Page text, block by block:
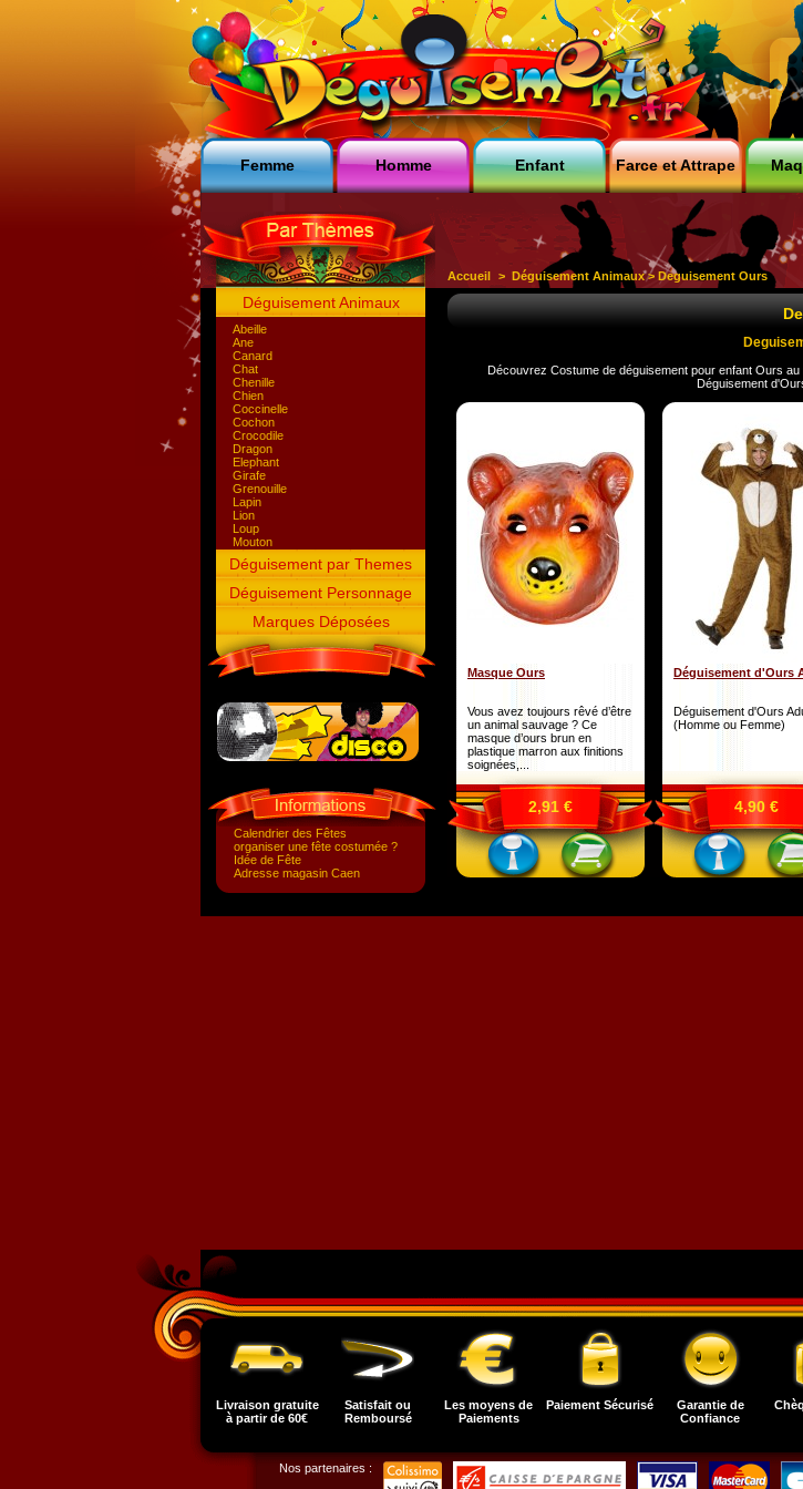
Femme Homme Enfant Farce et Attrape
Déguisement Animaux
Abeille
Ane
Canard
Chat
Chenille
Chien
Coccinelle
Cochon
Crocodile
Dragon
Elephant
Girafe
Grenouille
Lapin
Lion
Loup
Mouton
Ours
Papillon
Perroquet
Pingouin
Poule
Renard
Requin
Singe
Souris
Tigre
Déguisement par Themes
Déguisement Personnage
Marques Déposées
Calendrier des Fêtes
organiser une fête costumée ?
Idée de Fête
Adresse magasin Caen
Accueil > Déguisement Animaux> Deguisement Ours
Découvrez Costume de déguisement pour enfant Ours
Déguisement
Masque Ours
Vous avez toujours rêvé d’être
un animal sauvage ? Ce
masque d’ours brun en
plastique marron aux finitions
soignées,...
2,91 €
Déguisement d'Ours
Déguisement d'Ours
(Homme ou Femme)
4,90 €
Livraison gratuite
à partir de 60€
Satisfait ou
Remboursé
Les moyens de
Paiements
Paiement Sécurisé
Garantie de
Confiance
Nos partenaires :